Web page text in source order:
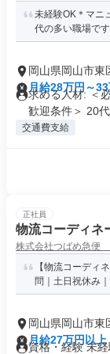
未経験OK＊マニ
代の多い職場です
岡山県岡山市東
月給28万円～33
求める人材: ＜
歓迎条件＞ 20代
交通費支給
正社員
物流コーディネ
株式会社つばめ急便
【物流コーディ
問｜土日祝休み
岡山県岡山市東
月給27万円以上
資格・経験 未